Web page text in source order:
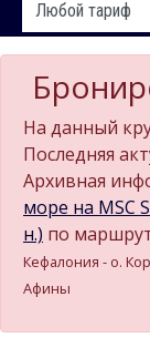
На данный
Последняя
Архивная
море на MSC
н.) по
Кефалония - о.
Афины